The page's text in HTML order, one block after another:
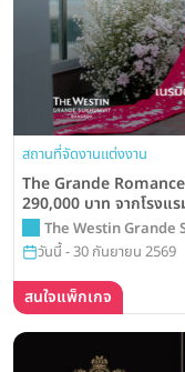
สถานที่จัดงานแต่งงาน
The Grande
290,000 บาท จากโรง
Bangkok
The Westin
วันนี้ - 30 กันยายน 2569
สนใจแพ็กเกจ